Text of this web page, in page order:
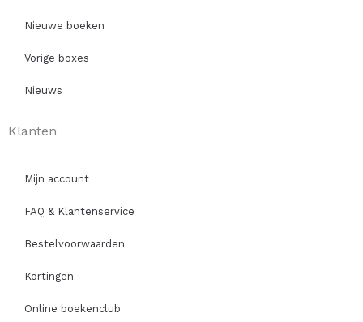
Nieuwe boeken
Vorige boxes
Nieuws
Klanten
Mijn account
FAQ & Klantenservice
Bestelvoorwaarden
Kortingen
Online boekenclub